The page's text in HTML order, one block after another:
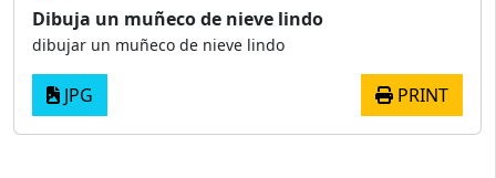
Dibuja un muñeco de nieve lindo
dibujar un muñeco de nieve lindo
JPG PRINT